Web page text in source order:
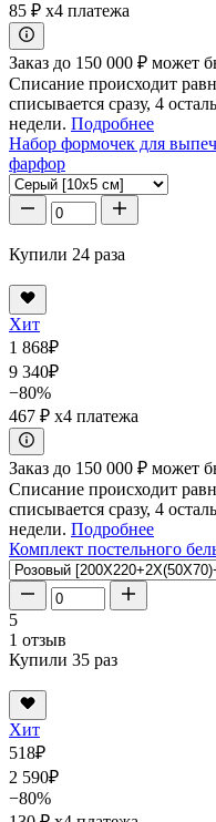
85 ₽ x4 платежа
Заказ до 150 000 ₽ может
Списание происходит
списывается сразу, 4
недели. Подробнее
Набор формочек для
фарфор
Купили 24 раза
Хит
1 868₽
9 340₽
−80%
467 ₽ x4 платежа
Заказ до 150 000 ₽ может
Списание происходит
списывается сразу, 4
недели. Подробнее
Комплект постельного
5
1 отзыв
Купили 35 раз
Хит
518₽
2 590₽
−80%